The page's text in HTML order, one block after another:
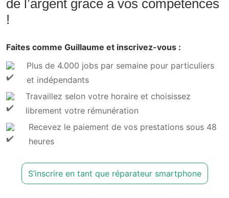
de l’argent grâce à vos compétences
!
Faites comme Guillaume et inscrivez-vous :
Plus de 4.000 jobs par semaine pour particuliers
et indépendants
Travaillez selon votre horaire et choisissez
librement votre rémunération
Recevez le paiement de vos prestations sous 48
heures
S’inscrire en tant que réparateur smartphone